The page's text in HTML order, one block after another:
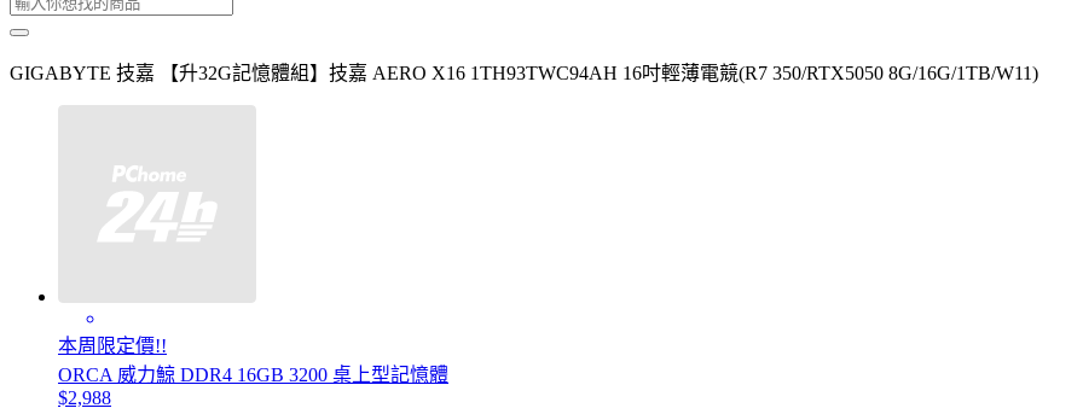
GIGABYTE 技嘉 【升32G記憶體組】技嘉 AERO X16 1TH93TWC94AH 16吋輕薄電競(R7 350/RTX5050 8G/16G/1TB/W11)
本周限定價!!
ORCA 威力鯨 DDR4 16GB 3200 桌上型記憶體
$2,988